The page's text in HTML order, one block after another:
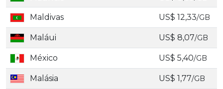
Maldivas US$ 12,33/GB
Maláui US$ 8,07/GB
México US$ 5,40/GB
Malásia US$ 1,77/GB